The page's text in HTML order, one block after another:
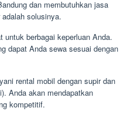
dan membutuhkan jasa
solusinya.
untuk berbagai keperluan Anda.
dapat Anda sewa sesuai dengan
rental mobil dengan supir dan
Anda akan mendapatkan
kompetitif.